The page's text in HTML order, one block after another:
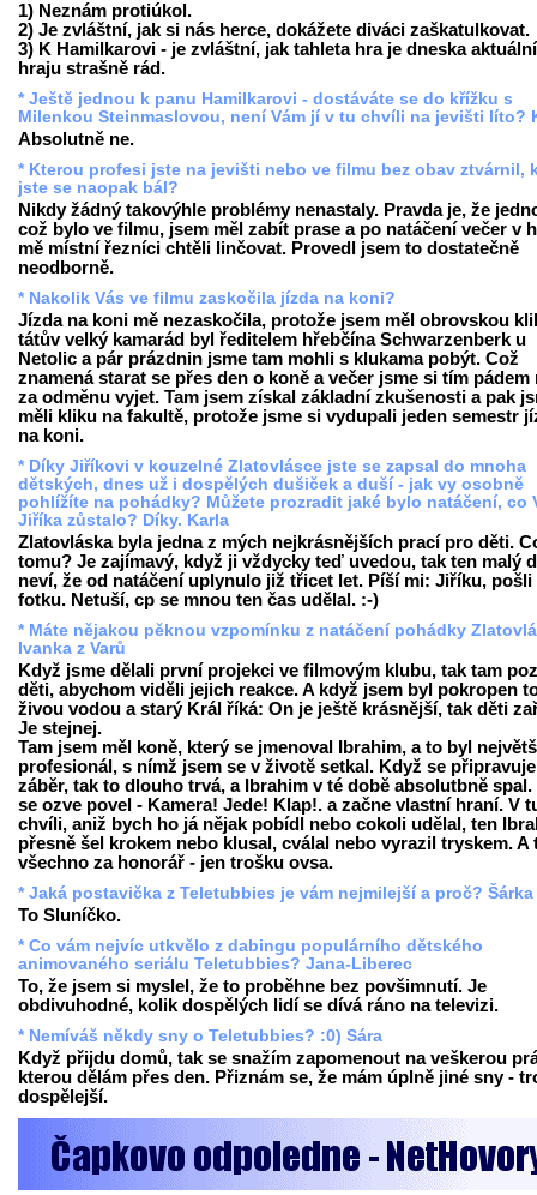
1) Neznám protiúkol.
2) Je zvláštní, jak si nás herce, dokážete diváci zaškatulkovat.
3) K Hamilkarovi - je zvláštní, jak tahleta hra je dneska
hraju strašně rád.
* Ještě jednou k panu Hamilkarovi - dostáváte se do křížku s
Milenkou Steinmaslovou, není Vám jí v tu chvíli na jevišti líto?
Absolutně ne.
* Kterou profesi jste na jevišti nebo ve filmu bez obav ztvárnil,
jste se naopak bál?
Nikdy žádný takovýhle problémy nenastaly. Pravda je, že
což bylo ve filmu, jsem měl zabít prase a po natáčení večer v
mě místní řezníci chtěli linčovat. Provedl jsem to dostatečně
neodborně.
* Nakolik Vás ve filmu zaskočila jízda na koni?
Jízda na koni mě nezaskočila, protože jsem měl obrovskou
tátův velký kamarád byl ředitelem hřebčína Schwarzenberk u
Netolic a pár prázdnin jsme tam mohli s klukama pobýt. Což
znamená starat se přes den o koně a večer jsme si tím pádem
za odměnu vyjet. Tam jsem získal základní zkušenosti a pak
měli kliku na fakultě, protože jsme si vydupali jeden semestr
na koni.
* Díky Jiříkovi v kouzelné Zlatovlásce jste se zapsal do mnoha
dětských, dnes už i dospělých dušiček a duší - jak vy osobně
pohlížíte na pohádky? Můžete prozradit jaké bylo natáčení, co
Jiříka zůstalo? Díky. Karla
Zlatovláska byla jedna z mých nejkrásnějších prací pro děti.
tomu? Je zajímavý, když ji vždycky teď uvedou, tak ten malý
neví, že od natáčení uplynulo již třicet let. Píší mi: Jiříku, pošli
fotku. Netuší, cp se mnou ten čas udělal. :-)
* Máte nějakou pěknou vzpomínku z natáčení pohádky
Ivanka z Varů
Když jsme dělali první projekci ve filmovým klubu, tak tam
děti, abychom viděli jejich reakce. A když jsem byl pokropen
živou vodou a starý Král říká: On je ještě krásnější, tak děti
Je stejnej.
Tam jsem měl koně, který se jmenoval Ibrahim, a to byl
profesionál, s nímž jsem se v životě setkal. Když se připravuje
záběr, tak to dlouho trvá, a Ibrahim v té době absolutbně spal.
se ozve povel - Kamera! Jede! Klap!. a začne vlastní hraní. V
chvíli, aniž bych ho já nějak pobídl nebo cokoli udělal, ten
přesně šel krokem nebo klusal, cválal nebo vyrazil tryskem. A
všechno za honorář - jen trošku ovsa.
* Jaká postavička z Teletubbies je vám nejmilejší a proč? Šárka
To Sluníčko.
* Co vám nejvíc utkvělo z dabingu populárního dětského
animovaného seriálu Teletubbies? Jana-Liberec
To, že jsem si myslel, že to proběhne bez povšimnutí. Je
obdivuhodné, kolik dospělých lidí se dívá ráno na televizi.
* Nemíváš někdy sny o Teletubbies? :0) Sára
Když přijdu domů, tak se snažím zapomenout na veškerou
kterou dělám přes den. Přiznám se, že mám úplně jiné sny -
dospělejší.